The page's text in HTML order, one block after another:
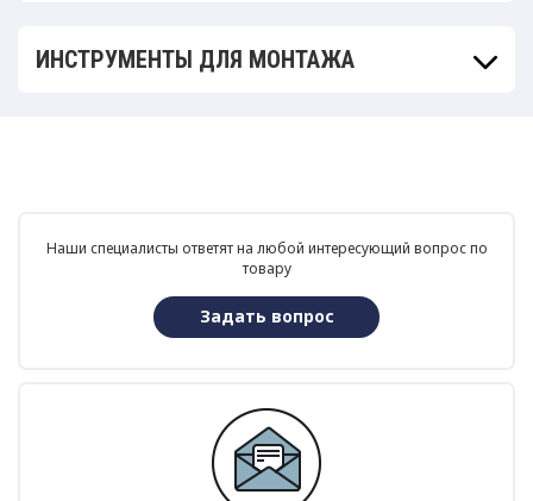
ИНСТРУМЕНТЫ ДЛЯ МОНТАЖА
Наши специалисты ответят на любой интересующий вопрос по
товару
Задать вопрос